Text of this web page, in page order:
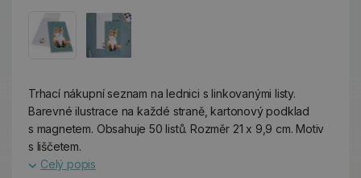
Trhací nákupní seznam na lednici s linkovanými listy.
Barevné ilustrace na každé straně, kartonový podklad
s magnetem. Obsahuje 50 listů. Rozměr 21 x 9,9 cm. Motiv
s liščetem.
Celý popis